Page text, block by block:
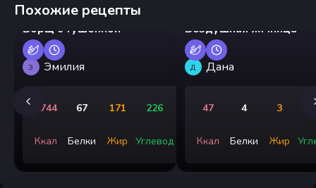
Похожие рецепты
Борщ с тушенкой
Э Эмилия
2744
Ккал
67
Белки
171
Жир
226
Углевод
Воздушная яичница
Д Дана
47
Ккал
4
Белки
3
Жир